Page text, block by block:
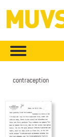
contraception